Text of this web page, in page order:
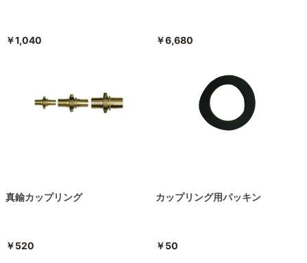
￥1,040 ￥6,680
真鍮カップリング
￥520
カップリング用パッキン
￥50